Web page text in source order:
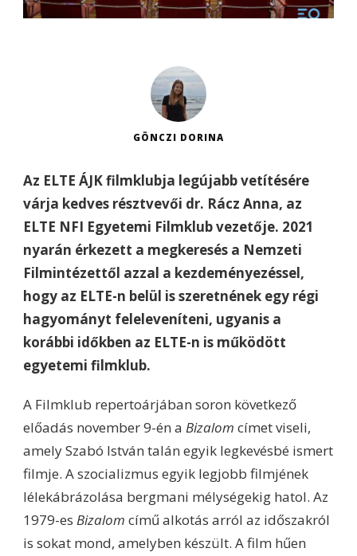
GÖNCZI DORINA
Az ELTE ÁJK filmklubja legújabb vetítésére
várja kedves résztvevői dr. Rácz Anna, az
ELTE NFI Egyetemi Filmklub vezetője. 2021
nyarán érkezett a megkeresés a Nemzeti
Filmintézettől azzal a kezdeményezéssel,
hogy az ELTE-n belül is szeretnének egy régi
hagyományt feleleveníteni, ugyanis a
korábbi időkben az ELTE-n is működött
egyetemi filmklub.
A Filmklub repertoárjában soron következő
előadás november 9-én a Bizalom címet viseli,
amely Szabó István talán egyik legkevésbé ismert
filmje. A szocializmus egyik legjobb filmjének
lélekábrázolása bergmani mélységekig hatol. Az
1979-es Bizalom című alkotás arról az időszakról
is sokat mond, amelyben készült. A film hűen